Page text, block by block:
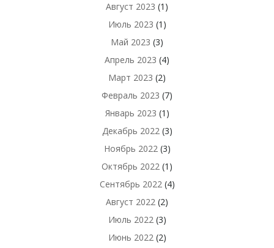
Август 2023 (1)
Июль 2023 (1)
Май 2023 (3)
Апрель 2023 (4)
Март 2023 (2)
Февраль 2023 (7)
Январь 2023 (1)
Декабрь 2022(3)
Ноябрь 2022(3)
Октябрь 2022 (1)
Сентябрь 2022(4)
Август 2022 (2)
Июль 2022(3)
Июнь 2022(2)